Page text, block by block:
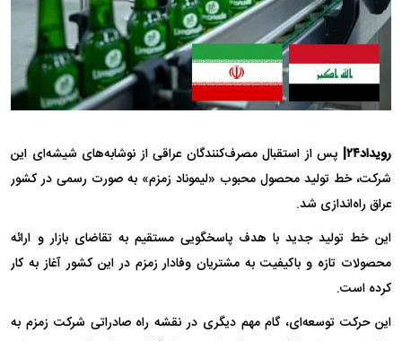
رویداد۲۴|
پس از استقبال مصرف‌کنندگان عراقی از نوشابه‌های شیشه‌ای این
شرکت، خط تولید محصول محبوب «لیموناد زمزم» به صورت رسمی در کشور
عراق راه‌اندازی شد.
این خط تولید جدید با هدف پاسخگویی مستقیم به تقاضای بازار و ارائه
محصولات تازه و باکیفیت به مشتریان وفادار زمزم در این کشور آغاز به کار
کرده است.
این حرکت توسعه‌ای، گام مهم دیگری در نقشه راه صادراتی شرکت زمزم به